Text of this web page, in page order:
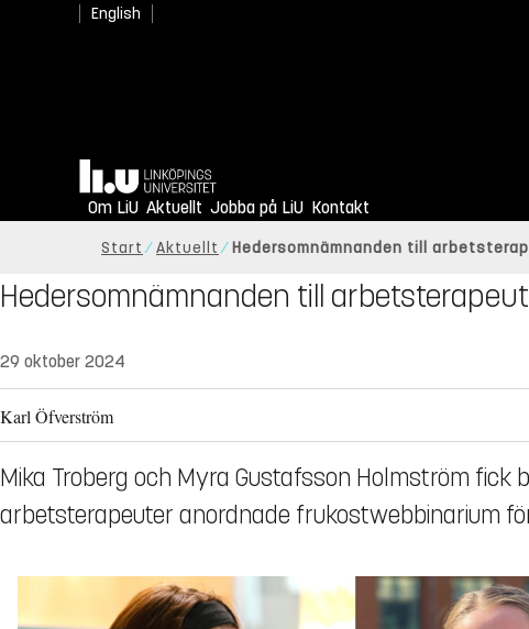
English
Hem
Om LiU Aktuellt Jobba på LiU Kontakt
Start Aktuellt Hedersomnämnanden till
Hedersomnämnanden till
29 oktober 2024
Karl Öfverström
Mika Troberg och Myra Gustafsson Holmström
arbetsterapeuter anordnade frukostwebbinarium